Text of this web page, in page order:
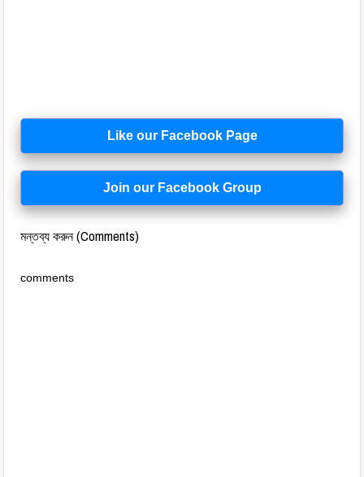
Like our Facebook Page
Join our Facebook Group
মন্তব্য করুন (Comments)
comments